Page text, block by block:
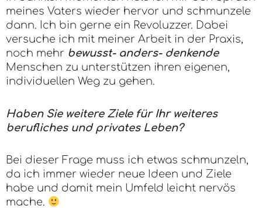
meines Vaters wieder hervor und schmunzele
dann. Ich bin gerne ein Revoluzzer. Dabei
versuche ich mit meiner Arbeit in der Praxis,
noch mehr bewusst- anders- denkende
Menschen zu unterstützen ihren eigenen,
individuellen Weg zu gehen.
Haben Sie weitere Ziele für Ihr weiteres
berufliches und privates Leben?
Bei dieser Frage muss ich etwas schmunzeln,
da ich immer wieder neue Ideen und Ziele
habe und damit mein Umfeld leicht nervös
mache.